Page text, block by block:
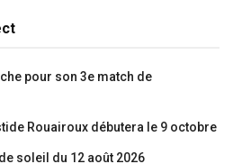
pour son 3e match de
Rouairoux débutera le 9 octobre
soleil du 12 août 2026